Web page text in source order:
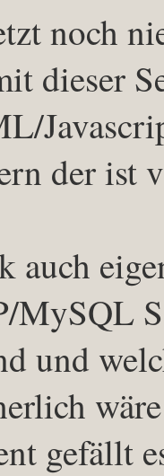
noch
dieser
der ist
auch
MySQL
und
gefällt